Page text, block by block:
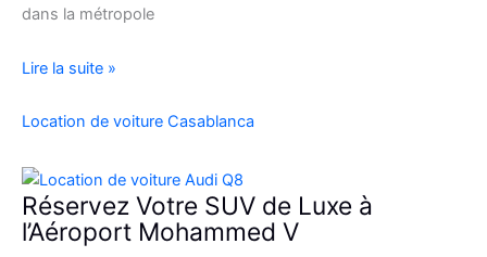
dans la métropole
Voyager
Casablanca
Fiat
500
:
Lire la suite »
Location de voiture Casablanca
Réservez Votre SUV de Luxe à
l’Aéroport Mohammed V